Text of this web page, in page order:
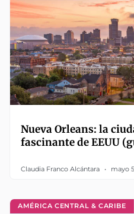
Nueva Orleans: la
fascinante de EEUU
Claudia Franco Alcántara mayo
AMÉRICA CENTRAL & CARIBE